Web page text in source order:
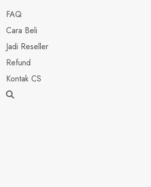
FAQ
Cara Beli
Jadi Reseller
Refund
Kontak CS